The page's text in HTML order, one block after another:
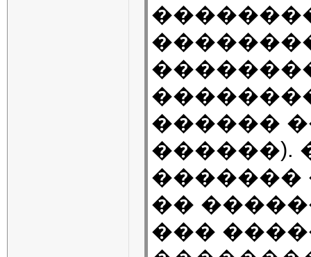
������
������).
�������
��
���